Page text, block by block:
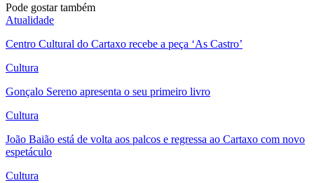
Pode gostar também
Atualidade
Centro Cultural do Cartaxo recebe a peça ‘As Castro’
Cultura
Gonçalo Sereno apresenta o seu primeiro livro
Cultura
João Baião está de volta aos palcos e regressa ao Cartaxo com novo
espetáculo
Cultura